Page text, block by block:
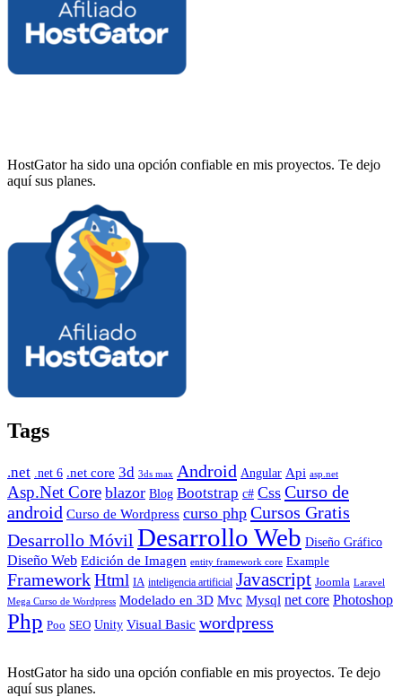
HostGator ha sido una opción confiable en mis proyectos. Te dejo
aquí sus planes.
Tags
.net .net 6 .net core 3d 3ds max Android Angular Api asp.net
Asp.Net Core blazor Blog Bootstrap c# Css Curso de
android Curso de Wordpress curso php Cursos Gratis
Desarrollo Móvil Desarrollo Web Diseño Gráfico
Diseño Web Edición de Imagen entity framework core Example
FrameworkHtml IA inteligencia artificial Javascript Joomla Laravel
Mega Curso de Wordpress Modelado en 3D Mvc Mysql net core Photoshop
Php Poo SEO Unity Visual Basic wordpress
HostGator ha sido una opción confiable en mis proyectos. Te dejo
aquí sus planes.